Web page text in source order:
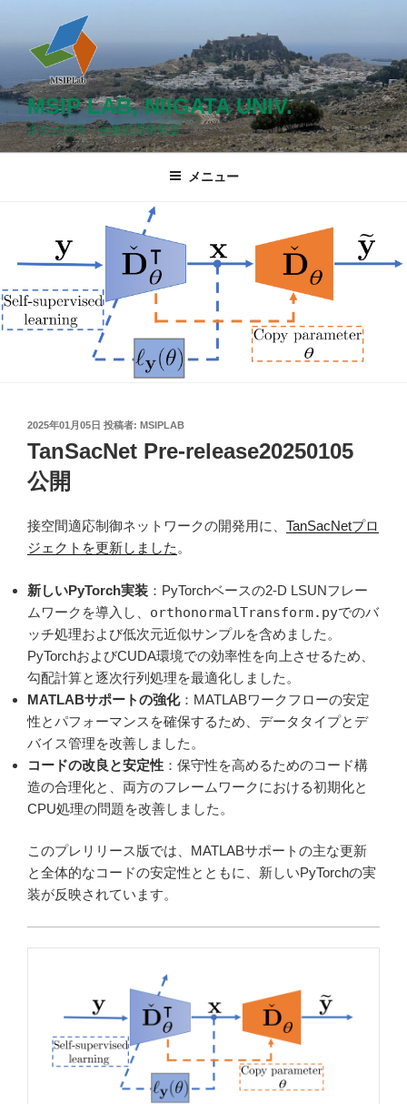
ツ
へ
ス
MSIP LAB, NIIGATA UNIV.
多次元信号・画像処理研究室
メニュー
投
稿
日:
2025年01月05日 投稿者: MSIPLAB
TanSacNet Pre-release20250105
公開
接空間適応制御ネットワークの開発用に、 TanSacNetプロ
ジェクトを更新しました 。
新しいPyTorch実装 ：PyTorchベースの2-D LSUNフレー
ムワークを導入し、 orthonormalTransform.pyでのバ
ッチ処理および低次元近似サンプルを含めました。
PyTorchおよびCUDA環境での効率性を向上させるため、
勾配計算と逐次行列処理を最適化しました。
MATLABサポートの強化：MATLABワークフローの安定
性とパフォーマンスを確保するため、データタイプとデ
バイス管理を改善しました。
コードの改良と安定性 ：保守性を高めるためのコード構
造の合理化と、両方のフレームワークにおける初期化と
CPU処理の問題を改善しました。
このプレリリース版では、MATLABサポートの主な更新
と全体的なコードの安定性とともに、新しいPyTorchの実
装が反映されています。